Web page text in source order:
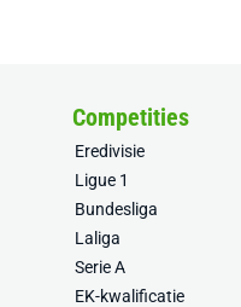
Competities
Eredivisie
Ligue 1
Bundesliga
Laliga
Serie A
EK-kwalificatie